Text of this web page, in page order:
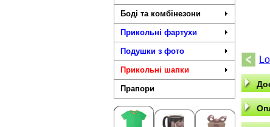
Боді та комбінезони
Прикольні фартухи
Подушки з фото
Прикольні шапки
Прапори